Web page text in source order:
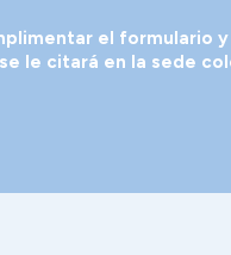
el formulario y
le citará en la sede